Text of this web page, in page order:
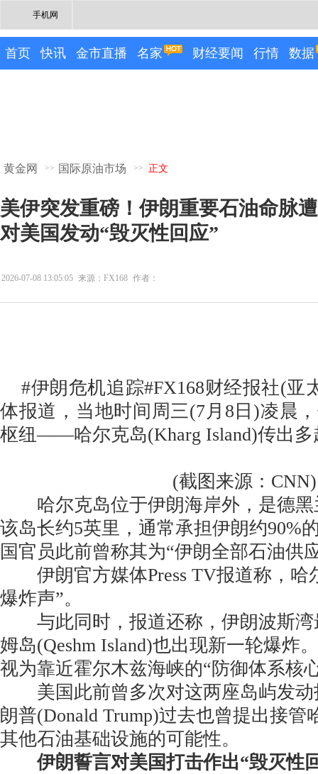
手机网
首页 快讯 金市直播 名家 财经要闻 行情 数据
黄金网 >> 国际原油市场 >> 正文
美伊突发重磅！伊朗重要石油命脉
对美国发动“毁灭性回应”
2026-07-08 13:05:05 来源：FX168 作者：
#伊朗危机追踪#FX168财经报社(亚
体报道，当地时间周三(7月8日)凌晨
枢纽——哈尔克岛(Kharg Island)传出多
(截图来源：CNN)
哈尔克岛位于伊朗海岸外，是德黑
该岛长约5英里，通常承担伊朗约90%
国官员此前曾称其为“伊朗全部石油供
伊朗官方媒体Press TV报道称，哈
爆炸声”。
与此同时，报道还称，伊朗波斯
姆岛(Qeshm Island)也出现新一轮爆炸
视为靠近霍尔木兹海峡的“防御体系核
美国此前曾多次对这两座岛屿发动
朗普(Donald Trump)过去也曾提出接管
其他石油基础设施的可能性。
伊朗誓言对美国打击作出“毁灭性